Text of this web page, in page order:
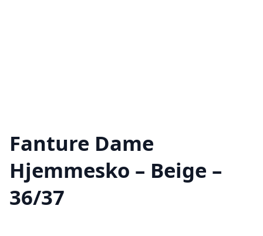
Fanture Dame
Hjemmesko – Beige –
36/37